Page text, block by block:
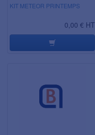
KIT METEOR PRINTEMPS
0,00 € HT